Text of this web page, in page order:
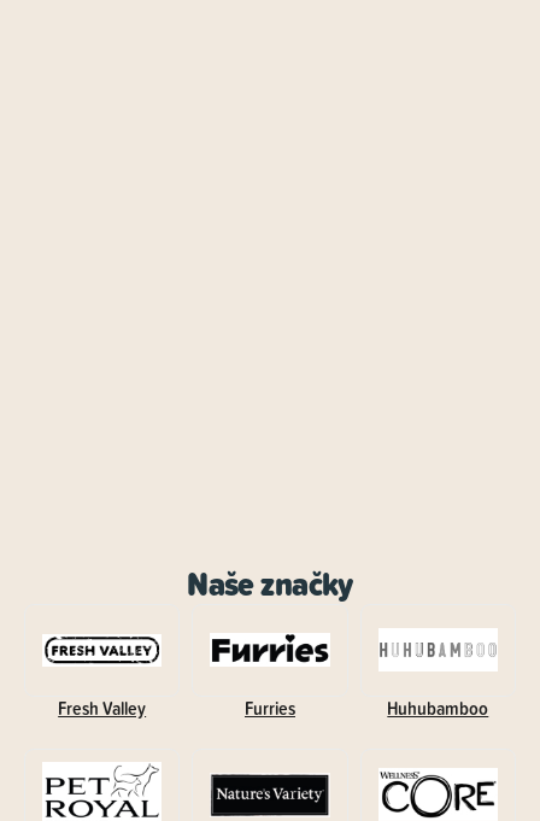
Naše značky
Fresh Valley Furries Huhubamboo